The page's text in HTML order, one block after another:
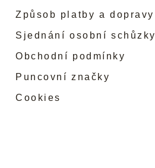
Způsob platby a dopravy
Sjednání osobní schůzky
Obchodní podmínky
Puncovní značky
Cookies